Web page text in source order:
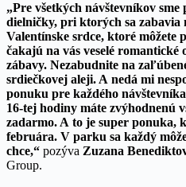
„Pre všetkých návštevníkov
dielničky, pri ktorých sa zabavia
Valentínske srdce, ktoré
čakajú na vás veselé
zábavy. Nezabudnite na
srdiečkovej aleji. A nedá mi
ponuku pre každého
16-tej hodiny máte zvýhodnenú
zadarmo. A to je super ponuka,
februára. V parku sa každý
chce,“ pozýva Zuzana
Group.